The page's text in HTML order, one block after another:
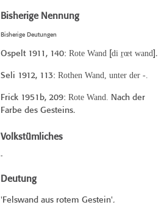
Bisherige Nennung
Bisherige Deutungen
Ospelt 1911 , 140: Rote Wand[ di r̠œt wand].
Seli 1912, 113: Rothen Wand, unter der -.
Frick 1951b, 209: Rote Wand. Nach der
Farbe des Gesteins.
Volkstümliches
-
Deutung
'Felswand aus rotem Gestein'.